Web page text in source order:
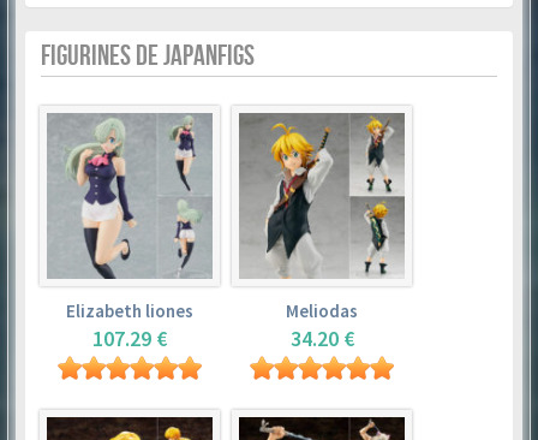
FIGURINES DE JAPANFIGS
Elizabeth liones
107.29 €
Meliodas
34.20 €